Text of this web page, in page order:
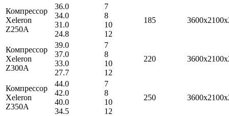
Компрессор
Xeleron
Z250A
36.0
34.0
31.0
24.8
7
8
10
12
185
Компрессор
Xeleron
Z300A
39.0
37.0
33.0
27.7
7
8
10
12
220
Компрессор
Xeleron
Z350A
44.0
42.0
40.0
34.5
7
8
10
12
250